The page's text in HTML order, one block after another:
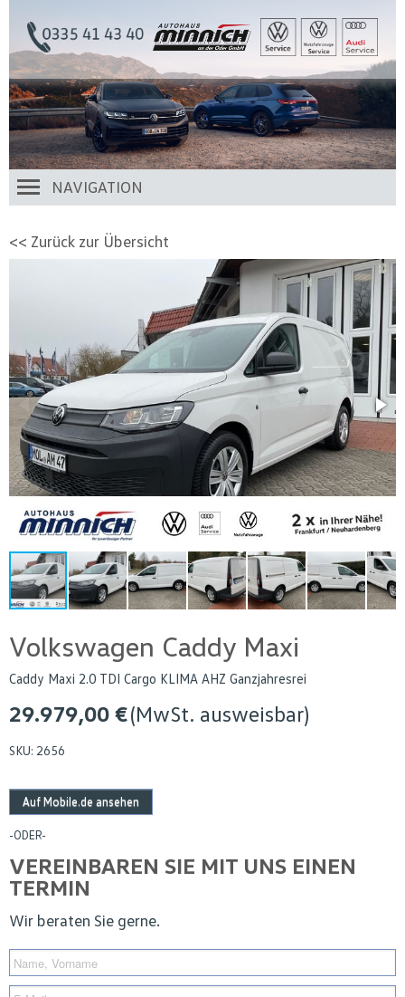
NAVIGATION
<< Zurück zur Übersicht
Volkswagen Caddy Maxi
Caddy Maxi 2.0 TDI Cargo KLIMA AHZ Ganzjahresrei
29.979,00 €(MwSt. ausweisbar)
SKU: 2656
Auf Mobile.de ansehen
-ODER-
VEREINBAREN SIE MIT UNS EINEN
TERMIN
Wir beraten Sie gerne.